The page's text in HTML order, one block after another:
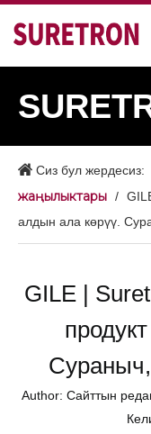
Сиз бул жердесиз:
жаңылыктары /
алдын ала көрүү.
GILE |
Author: Сайттын